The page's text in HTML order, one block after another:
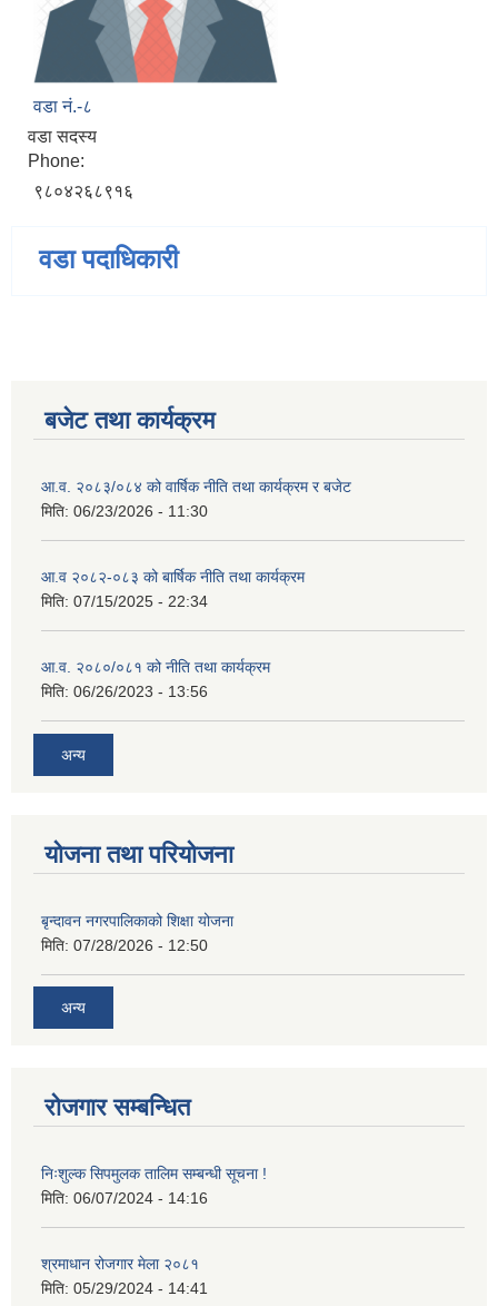
वडा नं.-८
वडा सदस्य
Phone:
९८०४२६८९१६
वडा पदाधिकारी
बजेट तथा कार्यक्रम
आ.व. २०८३/०८४ को वार्षिक नीति तथा कार्यक्रम र बजेट
मिति: 06/23/2026 - 11:30
आ.व २०८२-०८३ को बार्षिक नीति तथा कार्यक्रम
मिति: 07/15/2025 - 22:34
आ.व. २०८०/०८१ को नीति तथा कार्यक्रम
मिति: 06/26/2023 - 13:56
अन्य
योजना तथा परियोजना
बृन्दावन नगरपालिकाको शिक्षा योजना
मिति: 07/28/2026 - 12:50
अन्य
रोजगार सम्बन्धित
निःशुल्क सिपमुलक तालिम सम्बन्धी सूचना !
मिति: 06/07/2024 - 14:16
श्रमाधान रोजगार मेला २०८१
मिति: 05/29/2024 - 14:41